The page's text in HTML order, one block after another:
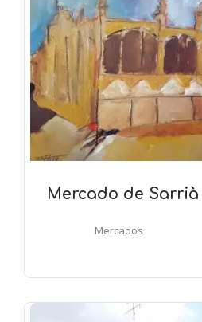
Mercado de Sarrià
Mercados